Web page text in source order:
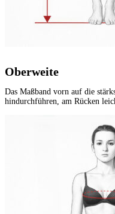
Oberweite
Das Maßband vorn auf die
hindurchführen, am Rücken